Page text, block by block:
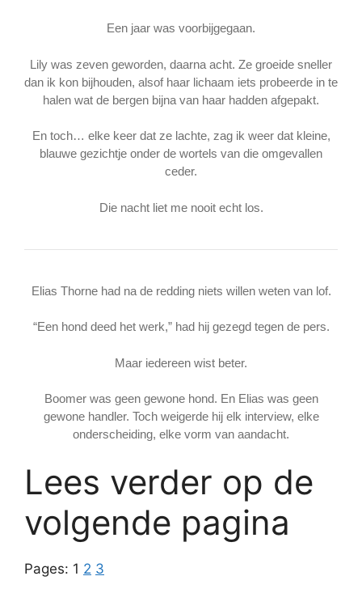
Een jaar was voorbijgegaan.
Lily was zeven geworden, daarna acht. Ze groeide sneller
dan ik kon bijhouden, alsof haar lichaam iets probeerde in te
halen wat de bergen bijna van haar hadden afgepakt.
En toch… elke keer dat ze lachte, zag ik weer dat kleine,
blauwe gezichtje onder de wortels van die omgevallen
ceder.
Die nacht liet me nooit echt los.
Elias Thorne had na de redding niets willen weten van lof.
“Een hond deed het werk,” had hij gezegd tegen de pers.
Maar iedereen wist beter.
Boomer was geen gewone hond. En Elias was geen
gewone handler. Toch weigerde hij elk interview, elke
onderscheiding, elke vorm van aandacht.
Lees verder op de
volgende pagina
Pages: 1 2 3